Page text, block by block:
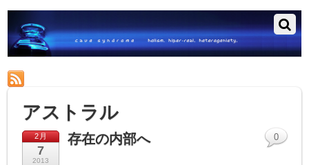
アストラル
2月
7
2013
存在の内部へ 0